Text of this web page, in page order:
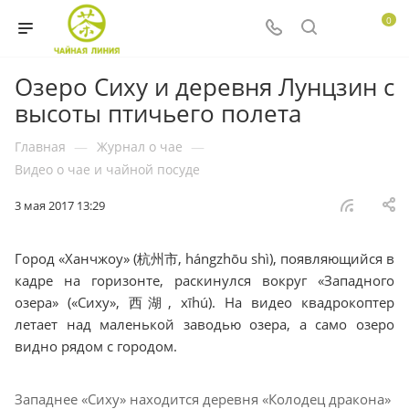
0
Озеро Сиху и деревня Лунцзин с
высоты птичьего полета
Главная — Журнал о чае —
Видео о чае и чайной посуде
3 мая 2017 13:29
Город «Ханчжоу» (杭州市, hángzhōu shì), появляющийся в
кадре на горизонте, раскинулся вокруг «Западного
озера» («Сиху», 西湖, xīhú). На видео квадрокоптер
летает над маленькой заводью озера, а само озеро
видно рядом с городом.
Западнее «Сиху» находится деревня «Колодец дракона»